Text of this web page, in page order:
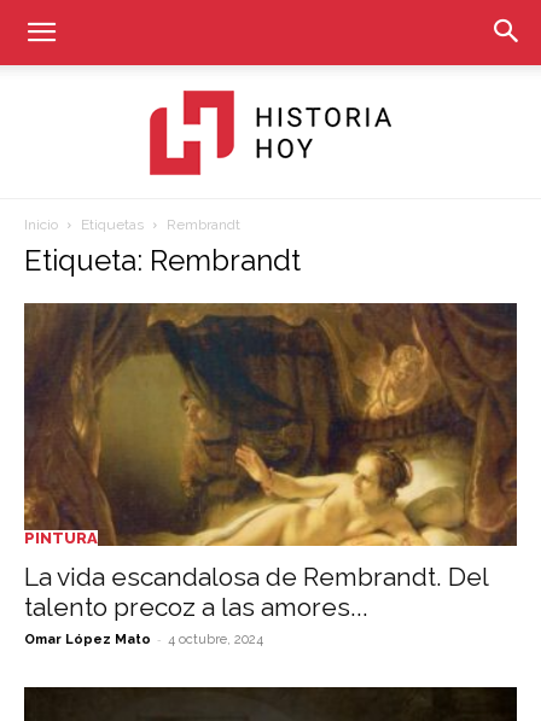
Hoy
Inicio Etiquetas Rembrandt
Etiqueta: Rembrandt
PINTURA
La vida escandalosa de Rembrandt. Del
talento precoz a las amores...
Omar López Mato - 4 octubre, 2024